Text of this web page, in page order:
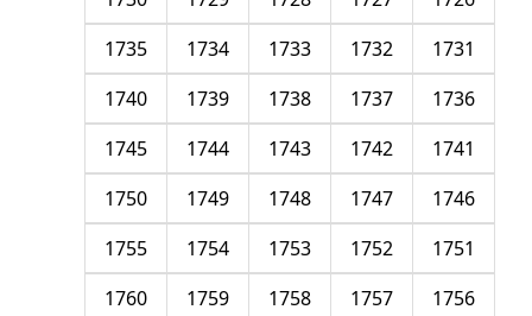
1731
1732
1733
1734
1735
1736
1737
1738
1739
1740
1741
1742
1743
1744
1745
1746
1747
1748
1749
1750
1751
1752
1753
1754
1755
1756
1757
1758
1759
1760